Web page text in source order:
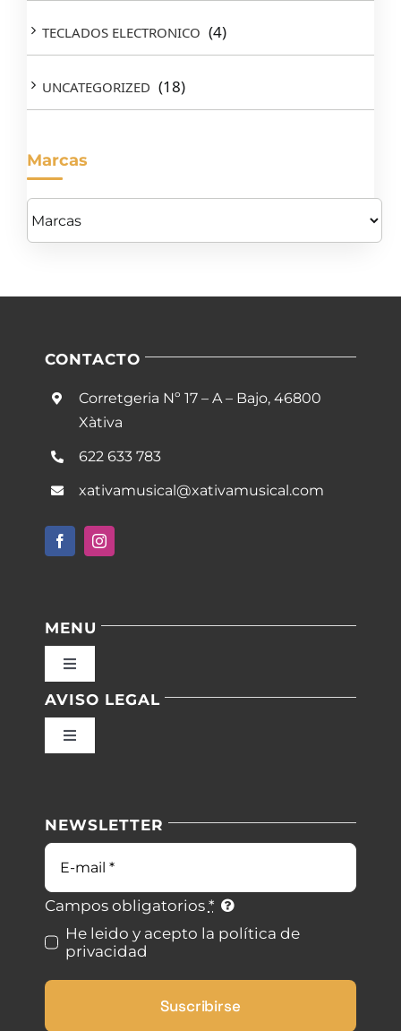
TECLADOS ELECTRONICO (4)
UNCATEGORIZED (18)
Marcas
CONTACTO
Corretgeria Nº 17 – A – Bajo, 46800
Xàtiva
622 633 783
xativamusical@xativamusical.com
MENU
Toggle
Inicio
Blog
Contacto
AVISO LEGAL
Toggle
Condiciones de uso
Ley de cookies
Desistimiento
NEWSLETTER
Correo
electrónico
Campos obligatorios *
He leido y acepto la política de
privacidad
Suscribirse